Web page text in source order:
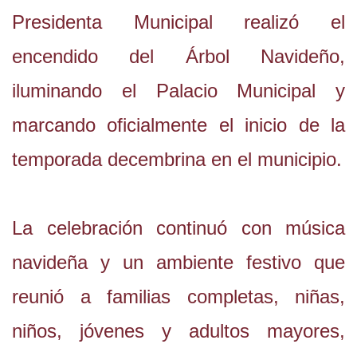
Presidenta Municipal realizó el
encendido del Árbol Navideño,
iluminando el Palacio Municipal y
marcando oficialmente el inicio de la
temporada decembrina en el municipio.
La celebración continuó con música
navideña y un ambiente festivo que
reunió a familias completas, niñas,
niños, jóvenes y adultos mayores,